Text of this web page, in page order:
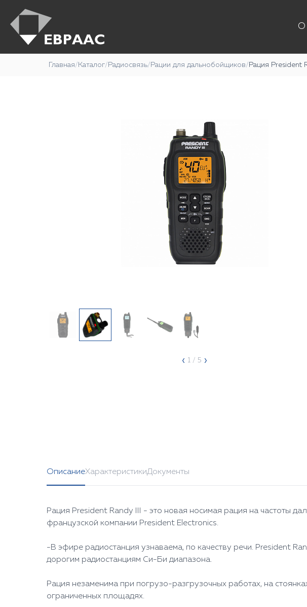
О
Главная/ Каталог/ Радиосвязь/ Рации для дальнобойщиков/ Рация President
‹ 1 / 5 ›
ОписаниеХарактеристикиДокументы
Рация President Randy III - это новая носимая рация на частоты
французской компании President Electronics.
-В эфире радиостанция узнаваема, по качеству речи. President
дорогим радиостанциям Си-Би диапазона.
Рация незаменима при погрузо-разгрузочных работах, на
ограниченных площадях.